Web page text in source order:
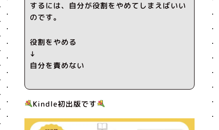
するには、自分が役割をやめてしまえばいい
のです。
役割をやめる
↓
自分を責めない
Kindle初出版です